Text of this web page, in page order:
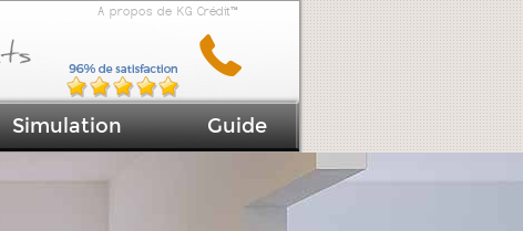
A propos de KG Crédit™
Simulation Guide